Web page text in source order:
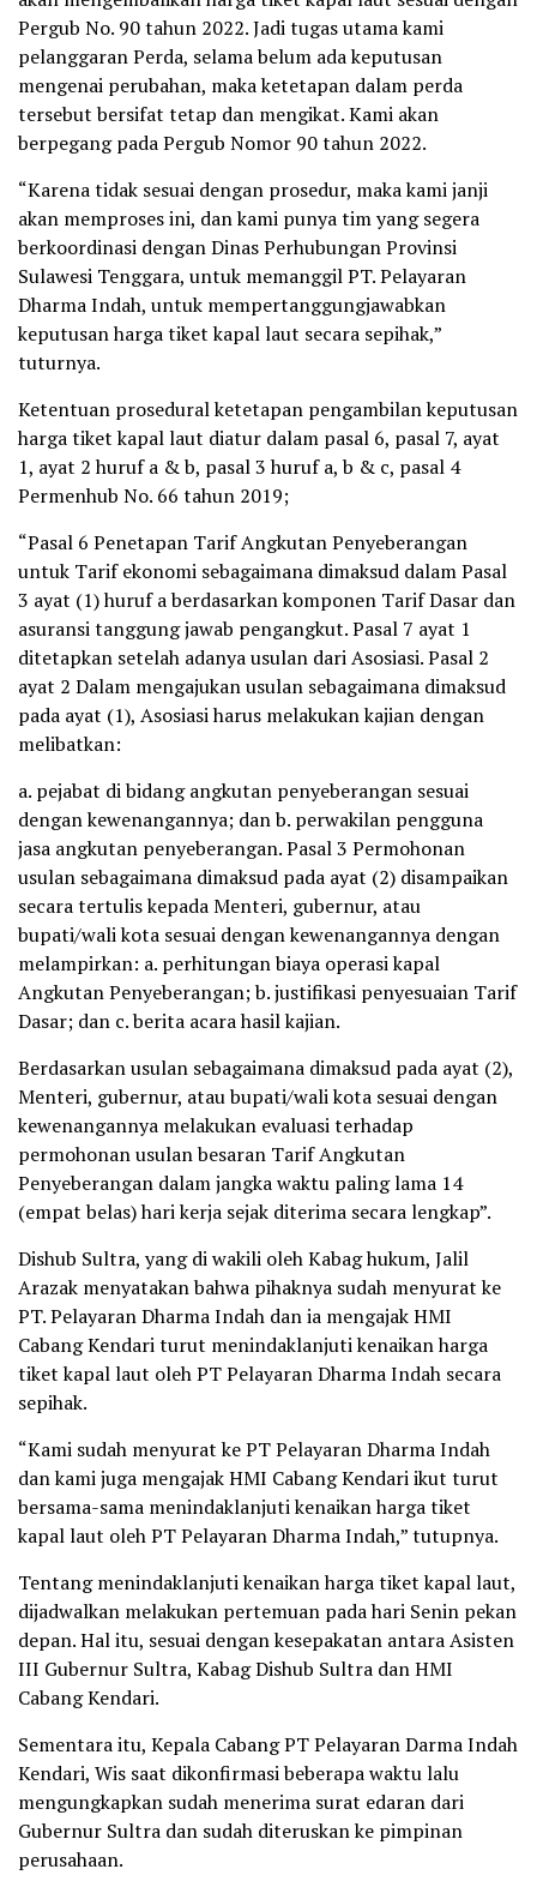
Pergub No. 90 tahun 2022. Jadi tugas utama kami
pelanggaran Perda, selama belum ada keputusan
mengenai perubahan, maka ketetapan dalam perda
tersebut bersifat tetap dan mengikat. Kami akan
berpegang pada Pergub Nomor 90 tahun 2022.
“Karena tidak sesuai dengan prosedur, maka kami janji
akan memproses ini, dan kami punya tim yang segera
berkoordinasi dengan Dinas Perhubungan Provinsi
Sulawesi Tenggara, untuk memanggil PT. Pelayaran
Dharma Indah, untuk mempertanggungjawabkan
keputusan harga tiket kapal laut secara sepihak,”
tuturnya.
Ketentuan prosedural ketetapan pengambilan keputusan
harga tiket kapal laut diatur dalam pasal 6, pasal 7, ayat
1, ayat 2 huruf a & b, pasal 3 huruf a, b & c, pasal 4
Permenhub No. 66 tahun 2019;
“Pasal 6 Penetapan Tarif Angkutan Penyeberangan
untuk Tarif ekonomi sebagaimana dimaksud dalam Pasal
3 ayat (1) huruf a berdasarkan komponen Tarif Dasar dan
asuransi tanggung jawab pengangkut. Pasal 7 ayat 1
ditetapkan setelah adanya usulan dari Asosiasi. Pasal 2
ayat 2 Dalam mengajukan usulan sebagaimana dimaksud
pada ayat (1), Asosiasi harus melakukan kajian dengan
melibatkan:
a. pejabat di bidang angkutan penyeberangan sesuai
dengan kewenangannya; dan b. perwakilan pengguna
jasa angkutan penyeberangan. Pasal 3 Permohonan
usulan sebagaimana dimaksud pada ayat (2) disampaikan
secara tertulis kepada Menteri, gubernur, atau
bupati/wali kota sesuai dengan kewenangannya dengan
melampirkan: a. perhitungan biaya operasi kapal
Angkutan Penyeberangan; b. justifikasi penyesuaian Tarif
Dasar; dan c. berita acara hasil kajian.
Berdasarkan usulan sebagaimana dimaksud pada ayat (2),
Menteri, gubernur, atau bupati/wali kota sesuai dengan
kewenangannya melakukan evaluasi terhadap
permohonan usulan besaran Tarif Angkutan
Penyeberangan dalam jangka waktu paling lama 14
(empat belas) hari kerja sejak diterima secara lengkap”.
Dishub Sultra, yang di wakili oleh Kabag hukum, Jalil
Arazak menyatakan bahwa pihaknya sudah menyurat ke
PT. Pelayaran Dharma Indah dan ia mengajak HMI
Cabang Kendari turut menindaklanjuti kenaikan harga
tiket kapal laut oleh PT Pelayaran Dharma Indah secara
sepihak.
“Kami sudah menyurat ke PT Pelayaran Dharma Indah
dan kami juga mengajak HMI Cabang Kendari ikut turut
bersama-sama menindaklanjuti kenaikan harga tiket
kapal laut oleh PT Pelayaran Dharma Indah,” tutupnya.
Tentang menindaklanjuti kenaikan harga tiket kapal laut,
dijadwalkan melakukan pertemuan pada hari Senin pekan
depan. Hal itu, sesuai dengan kesepakatan antara Asisten
III Gubernur Sultra, Kabag Dishub Sultra dan HMI
Cabang Kendari.
Sementara itu, Kepala Cabang PT Pelayaran Darma Indah
Kendari, Wis saat dikonfirmasi beberapa waktu lalu
mengungkapkan sudah menerima surat edaran dari
Gubernur Sultra dan sudah diteruskan ke pimpinan
perusahaan.